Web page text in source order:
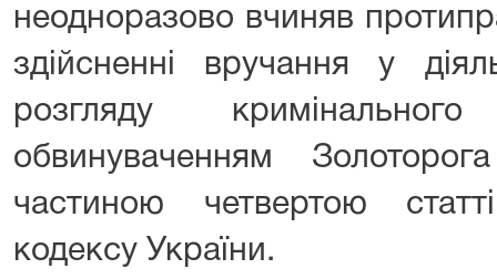
неодноразово вчиняв
здійсненні вручання у
розгляду
обвинуваченням
частиною четвертою
кодексу України.